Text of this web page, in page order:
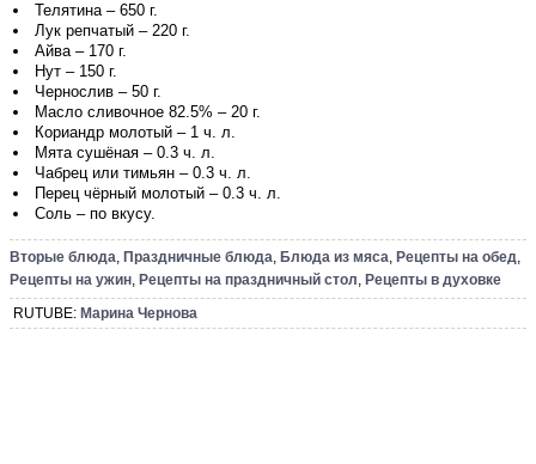
Телятина – 650 г.
Лук репчатый – 220 г.
Айва – 170 г.
Нут – 150 г.
Чернослив – 50 г.
Масло сливочное 82.5% – 20 г.
Кориандр молотый – 1 ч. л.
Мята сушёная – 0.3 ч. л.
Чабрец или тимьян – 0.3 ч. л.
Перец чёрный молотый – 0.3 ч. л.
Соль – по вкусу.
Вторые блюда, Праздничные блюда, Блюда из мяса, Рецепты на обед,
Рецепты на ужин, Рецепты на праздничный стол, Рецепты в духовке
RUTUBE: Марина Чернова